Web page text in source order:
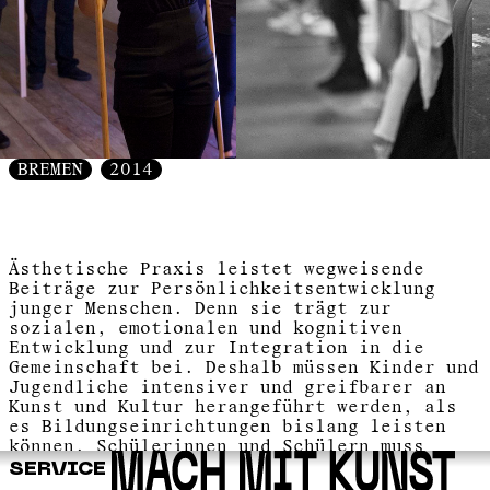
SERVICE
BREMEN 2014
Ästhetische Praxis leistet wegweisende
Beiträge zur Persönlichkeitsentwicklung
junger Menschen. Denn sie trägt zur
sozialen, emotionalen und kognitiven
Entwicklung und zur Integration in die
Gemeinschaft bei. Deshalb müssen Kinder und
Jugendliche intensiver und greifbarer an
Kunst und Kultur herangeführt werden, als
es Bildungseinrichtungen bislang leisten
können. Schülerinnen und Schülern muss
dabei der Zugang zu ihren eigenen kreativen
Potentialen ermöglicht werden. Die